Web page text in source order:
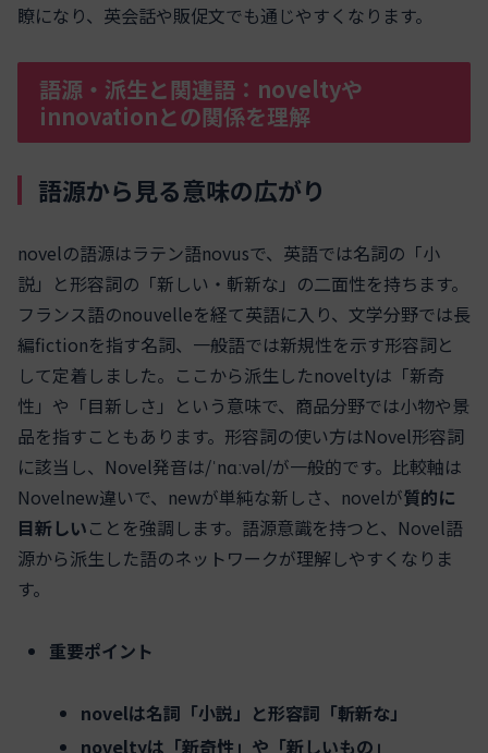
瞭になり、英会話や販促文でも通じやすくなります。
語源・派生と関連語：noveltyや
innovationとの関係を理解
語源から見る意味の広がり
novelの語源はラテン語novusで、英語では名詞の「小
説」と形容詞の「新しい・斬新な」の二面性を持ちます。
フランス語のnouvelleを経て英語に入り、文学分野では長
編fictionを指す名詞、一般語では新規性を示す形容詞と
して定着しました。ここから派生したnoveltyは「新奇
性」や「目新しさ」という意味で、商品分野では小物や景
品を指すこともあります。形容詞の使い方はNovel形容詞
に該当し、Novel発音は/ˈnɑːvəl/が一般的です。比較軸は
Novelnew違いで、newが単純な新しさ、novelが質的に
目新しいことを強調します。語源意識を持つと、Novel語
源から派生した語のネットワークが理解しやすくなりま
す。
重要ポイント
novelは名詞「小説」と形容詞「斬新な」
noveltyは「新奇性」や「新しいもの」